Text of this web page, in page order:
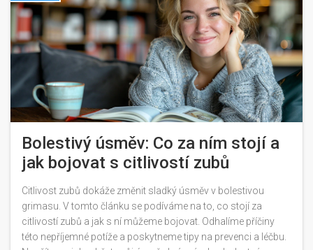
Bolestivý úsměv: Co za ním stojí a
jak bojovat s citlivostí zubů
Citlivost zubů dokáže změnit sladký úsměv v bolestivou
grimasu. V tomto článku se podíváme na to, co stojí za
citlivostí zubů a jak s ní můžeme bojovat. Odhalíme příčiny
této nepříjemné potíže a poskytneme tipy na prevenci a léčbu.